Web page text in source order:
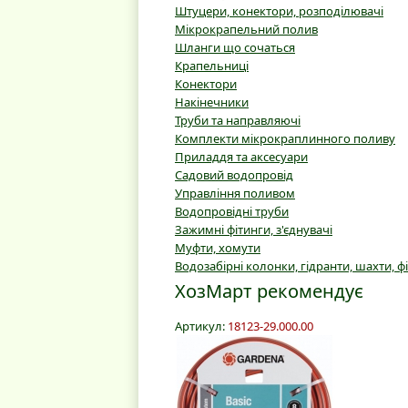
Штуцери, конектори, розподілювачі
Мікрокрапельний полив
Шланги що сочаться
Крапельниці
Конектори
Накінечники
Труби та направляючі
Комплекти мікрокраплинного поливу
Приладдя та аксесуари
Садовий водопровід
Управління поливом
Водопровідні труби
Зажимні фітинги, з'єднувачі
Муфти, хомути
Водозабірні колонки, гідранти, шахти,
ХозМарт рекомендує
Артикул: 18123-29.000.00